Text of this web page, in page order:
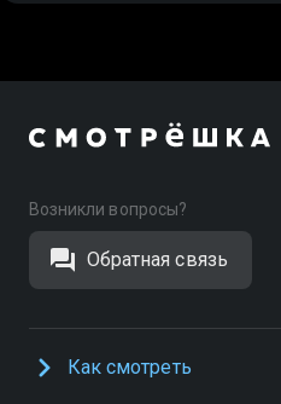
Возникли вопросы?
Обратная связь
Как смотреть